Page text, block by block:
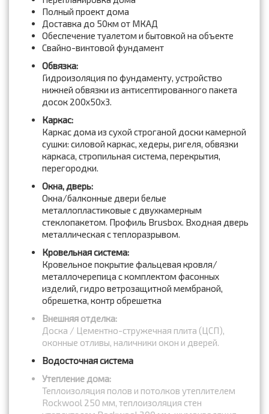
Полный проект дома
Доставка до 50км от МКАД
Обеспечение туалетом и бытовкой на объекте
Свайно-винтовой фундамент
Обвязка:
Гидроизоляция по фундаменту, устройство
нижней обвязки из антисептированного пакета
досок 200x50x3.
Каркас:
Каркас дома из сухой строганой доски камерной
сушки: силовой каркас, хедеры, ригеля, обвязки
каркаса, стропильная система, перекрытия,
перегородки.
Окна, дверь:
Окна/балконные двери белые
металлопластиковые с двухкамерным
стеклопакетом. Профиль Brusbox. Входная дверь
металлическая с теплоразрывом.
Кровельная система:
Кровельное покрытие фальцевая кровля/
металлочерепица с комплектом фасонных
изделий, гидро ветрозащитной мембраной,
обрешетка, контр обрешетка
Внешняя отделка:
Доска / Цементно-стружечная плита (ЦСП),
оконные отливы, наличники окон и дверей.
Водосточная система
Утепление дома:
Теплоизоляция полов и потолков утеплителем
Rockwool 250 мм, теплоизоляция стен